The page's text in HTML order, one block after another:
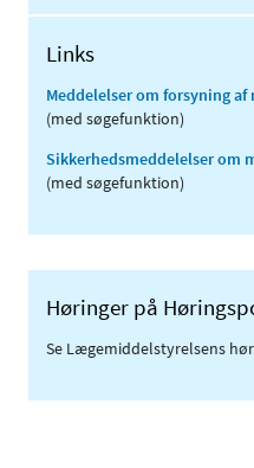
Links
Meddelelser om forsyning
(med søgefunktion)
Sikkerhedsmeddelelser om
(med søgefunktion)
Høringer på
Se Lægemiddelstyrelsens